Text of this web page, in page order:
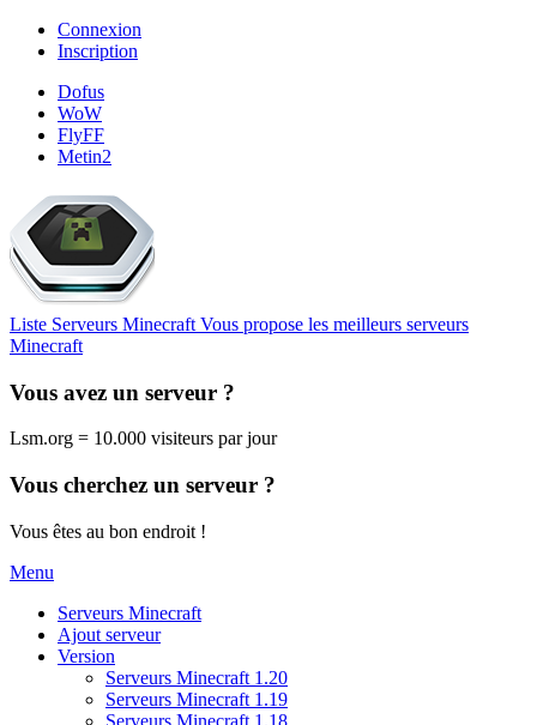
Connexion
Inscription
Dofus
WoW
FlyFF
Metin2
Liste Serveurs Minecraft Vous propose les meilleurs serveurs
Minecraft
Vous avez un serveur ?
Lsm.org = 10.000 visiteurs par jour
Vous cherchez un serveur ?
Vous êtes au bon endroit !
Menu
Serveurs Minecraft
Ajout serveur
Version
Serveurs Minecraft 1.20
Serveurs Minecraft 1.19
Serveurs Minecraft 1.18